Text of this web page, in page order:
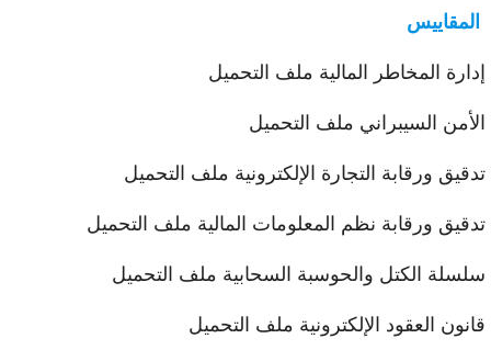
المخاطر المالية ملف التحميل
السيبراني ملف التحميل
ورقابة التجارة الإلكترونية ملف التحميل
ورقابة نظم المعلومات المالية ملف التحميل
الكتل والحوسبة السحابية ملف التحميل
العقود الإلكترونية ملف التحميل